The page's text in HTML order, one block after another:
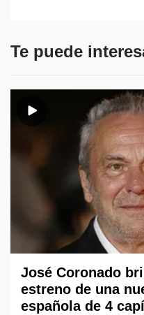
Te puede
José Coronado
estreno de una
española de 4